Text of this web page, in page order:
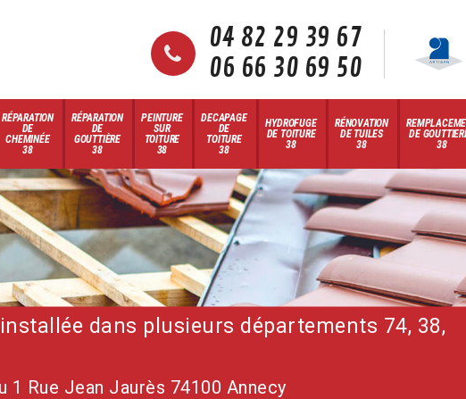
04 82 29 39 67
06 66 30 69 50
RÉPARATION
DE
CHEMINÉE
38
RÉPARATION
DE
GOUTTIÈRE
38
PEINTURE
SUR
TOITURE
38
DECAPAGE
DE
TOITURE
38
HYDROFUGE
DE TOITURE
38
RÉNOVATION
DE TUILES
38
DE
38
dans plusieurs départements 74, 38,
1 Rue Jean Jaurès 74100 Annecy